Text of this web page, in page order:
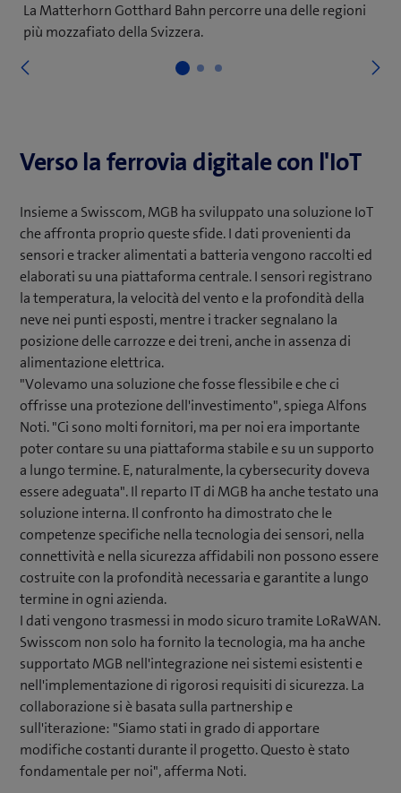
La Matterhorn Gotthard Bahn percorre una delle regioni
più mozzafiato della Svizzera.
Verso la ferrovia digitale con l'IoT
Insieme a Swisscom, MGB ha sviluppato una soluzione IoT
che affronta proprio queste sfide. I dati provenienti da
sensori e tracker alimentati a batteria vengono raccolti ed
elaborati su una piattaforma centrale. I sensori registrano
la temperatura, la velocità del vento e la profondità della
neve nei punti esposti, mentre i tracker segnalano la
posizione delle carrozze e dei treni, anche in assenza di
alimentazione elettrica.
"Volevamo una soluzione che fosse flessibile e che ci
offrisse una protezione dell'investimento", spiega Alfons
Noti. "Ci sono molti fornitori, ma per noi era importante
poter contare su una piattaforma stabile e su un supporto
a lungo termine. E, naturalmente, la cybersecurity doveva
essere adeguata". Il reparto IT di MGB ha anche testato una
soluzione interna. Il confronto ha dimostrato che le
competenze specifiche nella tecnologia dei sensori, nella
connettività e nella sicurezza affidabili non possono essere
costruite con la profondità necessaria e garantite a lungo
termine in ogni azienda.
I dati vengono trasmessi in modo sicuro tramite LoRaWAN.
Swisscom non solo ha fornito la tecnologia, ma ha anche
supportato MGB nell'integrazione nei sistemi esistenti e
nell'implementazione di rigorosi requisiti di sicurezza. La
collaborazione si è basata sulla partnership e
sull'iterazione: "Siamo stati in grado di apportare
modifiche costanti durante il progetto. Questo è stato
fondamentale per noi", afferma Noti.